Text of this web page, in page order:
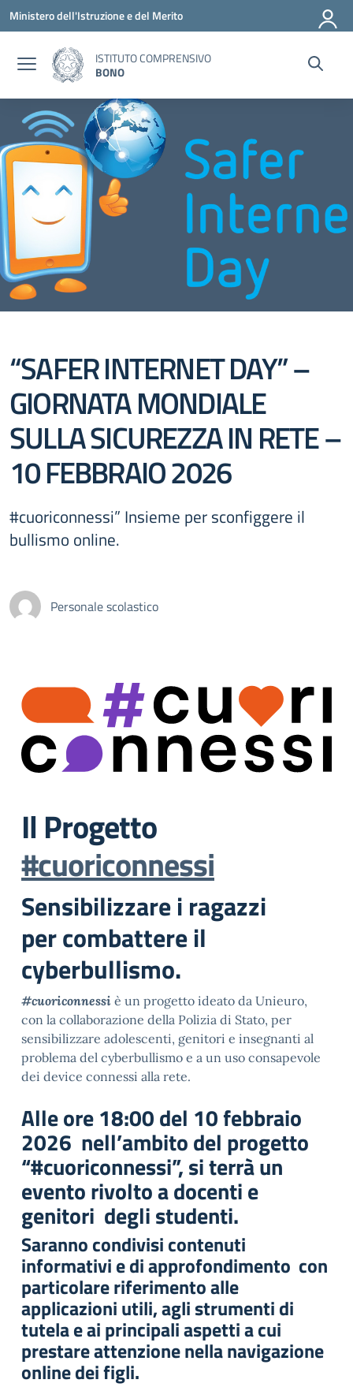
Vai ai contenuti
Vai al menu di navigazione
Vai al footer
Ministero dell'Istruzione e del Merito
ISTITUTO COMPRENSIVO
BONO
“SAFER INTERNET DAY” –
GIORNATA MONDIALE
SULLA SICUREZZA IN RETE –
10 FEBBRAIO 2026
#cuoriconnessi” Insieme per sconfiggere il
bullismo online.
Personale scolastico
Il Progetto
#cuoriconnessi
Sensibilizzare i ragazzi
percombattereil
cyberbullismo.
#cuoriconnessi è un progetto ideato da Unieuro,
con la collaborazione della Polizia di Stato, per
sensibilizzare adolescenti, genitori e insegnanti al
problema del cyberbullismo e a un uso consapevole
dei device connessi alla rete.
Alle ore 18:00 del 10 febbraio
2026 nell’ambito del progetto
“#cuoriconnessi”, si terrà un
evento rivolto a docenti e
genitori degli studenti.
Saranno condivisi contenuti
informativi e di approfondimento con
particolare riferimento alle
applicazioni utili, agli strumenti di
tutela e ai principali aspetti a cui
prestare attenzione nella navigazione
online dei figli.